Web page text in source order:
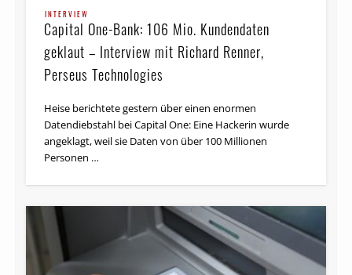
INTERVIEW
Capital One-Bank: 106 Mio. Kundendaten
geklaut – Interview mit Richard Renner,
Perseus Technologies
Heise berichtete gestern über einen enormen
Datendiebstahl bei Capital One: Eine Hackerin wurde
angeklagt, weil sie Daten von über 100 Millionen
Personen …